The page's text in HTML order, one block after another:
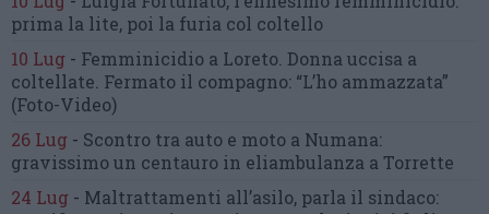
prima la lite, poi la furia col coltello
10 Lug - Femminicidio a Loreto. Donna uccisa a
coltellate. Fermato il compagno: “L’ho ammazzata”
(Foto-Video)
26 Lug - Scontro tra auto e moto a Numana:
gravissimo un centauro in eliambulanza a Torrette
24 Lug - Maltrattamenti all’asilo, parla il sindaco: